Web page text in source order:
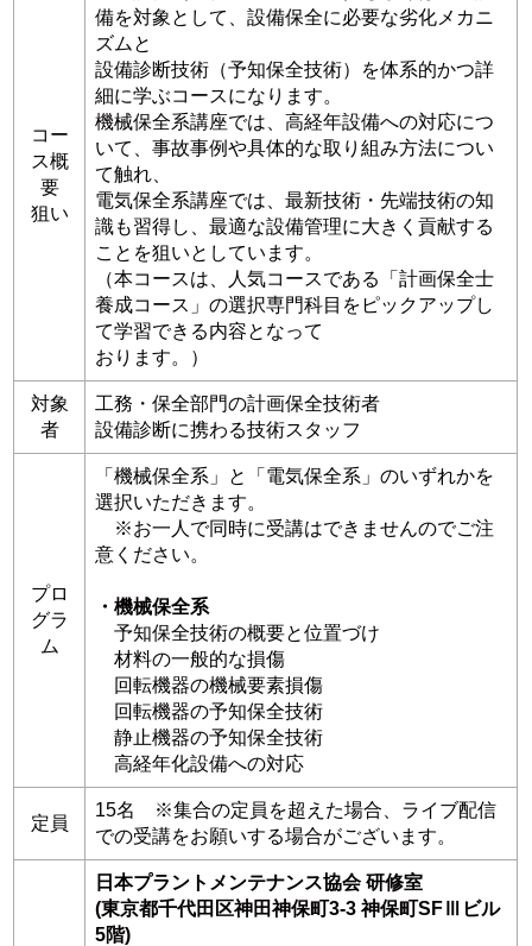
コー
ス概
要
狙い
備を対象として、設備保全に必要な劣化メカニ
ズムと
設備診断技術（予知保全技術）を体系的かつ詳
細に学ぶコースになります。
機械保全系講座では、高経年設備への対応につ
いて、事故事例や具体的な取り組み方法につい
て触れ、
電気保全系講座では、最新技術・先端技術の知
識も習得し、最適な設備管理に大きく貢献する
ことを狙いとしています。
（本コースは、人気コースである「計画保全士
養成コース」の選択専門科目をピックアップし
て学習できる内容となって
おります。）
対象
者
工務・保全部門の計画保全技術者
設備診断に携わる技術スタッフ
プロ
グラ
ム
「機械保全系」と「電気保全系」のいずれかを
選択いただきます。
※お一人で同時に受講はできませんのでご注
意ください。
・機械保全系
予知保全技術の概要と位置づけ
材料の一般的な損傷
回転機器の機械要素損傷
回転機器の予知保全技術
静止機器の予知保全技術
高経年化設備への対応
定員
15名 ※集合の定員を超えた場合、ライブ配信
での受講をお願いする場合がございます。
日本プラントメンテナンス協会 研修室
(東京都千代田区神田神保町3-3 神保町SFⅢビル
5階)